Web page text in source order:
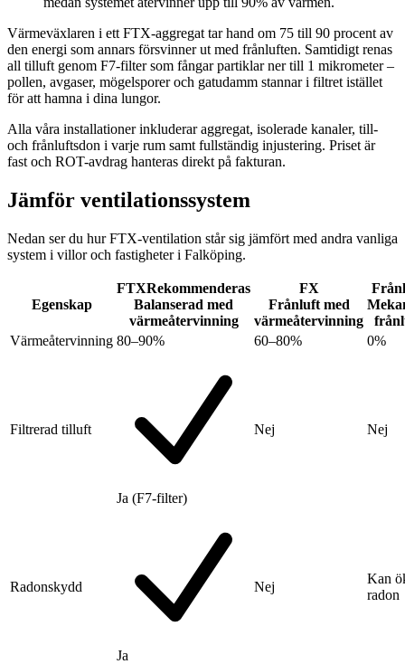
Värmeväxlaren i ett FTX-aggregat tar hand om 75 till 90 procent av
den energi som annars försvinner ut med frånluften. Samtidigt renas
all tilluft genom F7-filter som fångar partiklar ner till 1 mikrometer –
pollen, avgaser, mögel­sporer och gatudamm stannar i filtret istället
för att hamna i dina lungor.
Alla våra installationer inkluderar aggregat, isolerade kanaler, till-
och frånluftsdon i varje rum samt fullständig injustering. Priset är
fast och ROT-avdrag hanteras direkt på fakturan.
Jämför ventilationssystem
Nedan ser du hur FTX-ventilation står sig jämfört med andra vanliga
system i villor och fastigheter i Falköping.
Egenskap
FTXRekommenderas
Balanserad med
värmeåtervinning
FX
Frånluft med
värmeåtervinning
Värmeåtervinning 80–90% 60–80% 0%
Filtrerad tilluft
Ja (F7-filter)
Nej Nej
Radonskydd
Ja
Nej
Kan
radon